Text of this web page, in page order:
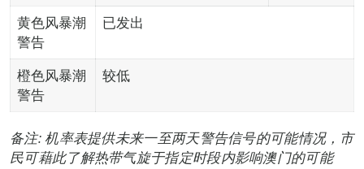
黄色风暴潮
警告
已发出
橙色风暴潮
警告
较低
备注: 机率表提供未来一至两天警告信号的可能情况，市
民可藉此了解热带气旋于指定时段内影响澳门的可能